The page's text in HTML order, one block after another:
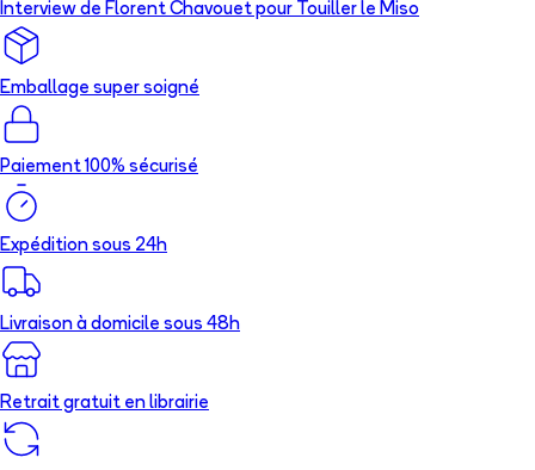
Interview de Florent Chavouet pour Touiller le Miso
Emballage super soigné
Paiement 100% sécurisé
Expédition sous 24h
Livraison à domicile sous 48h
Retrait gratuit en librairie